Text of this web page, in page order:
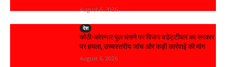
August 6, 2026
देश
कोठी-कोरणार पुल धंसने पर विजय वडेट्टीवार का सरकार
पर हमला, उच्चस्तरीय जांच और कड़ी कार्रवाई की मांग
August 6, 2026